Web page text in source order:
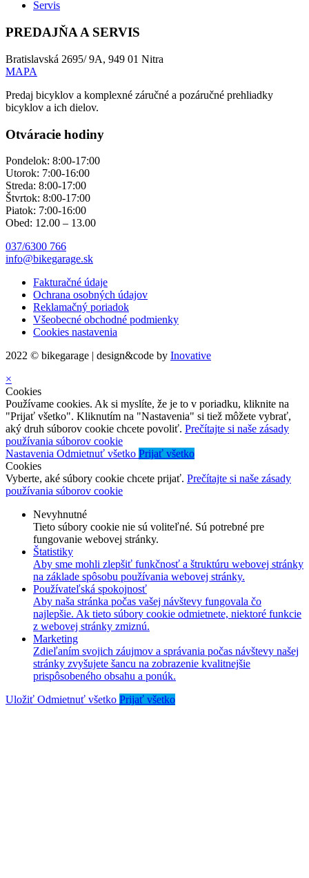
Servis
PREDAJŇA A SERVIS
Bratislavská 2695/ 9A, 949 01 Nitra
MAPA
Predaj bicyklov a komplexné záručné a pozáručné prehliadky
bicyklov a ich dielov.
Otváracie hodiny
Pondelok: 8:00-17:00
Utorok: 7:00-16:00
Streda: 8:00-17:00
Štvrtok: 8:00-17:00
Piatok: 7:00-16:00
Obed: 12.00 – 13.00
037/6300 766
info@bikegarage.sk
Fakturačné údaje
Ochrana osobných údajov
Reklamačný poriadok
Všeobecné obchodné podmienky
Cookies nastavenia
2022 © bikegarage | design&code by Inovative
×
Cookies
Používame cookies. Ak si myslíte, že je to v poriadku, kliknite na
"Prijať všetko". Kliknutím na "Nastavenia" si tiež môžete vybrať,
aký druh súborov cookie chcete povoliť. Prečítajte si naše zásady
používania súborov cookie
Nastavenia Odmietnuť všetko Prijať všetko
Cookies
Vyberte, aké súbory cookie chcete prijať. Prečítajte si naše zásady
používania súborov cookie
Nevyhnutné
Tieto súbory cookie nie sú voliteľné. Sú potrebné pre
fungovanie webovej stránky.
Štatistiky
Aby sme mohli zlepšiť funkčnosť a štruktúru webovej stránky
na základe spôsobu používania webovej stránky.
Používateľská spokojnosť
Aby naša stránka počas vašej návštevy fungovala čo
najlepšie. Ak tieto súbory cookie odmietnete, niektoré funkcie
z webovej stránky zmiznú.
Marketing
Zdieľaním svojich záujmov a správania počas návštevy našej
stránky zvyšujete šancu na zobrazenie kvalitnejšie
prispôsobeného obsahu a ponúk.
Uložiť Odmietnuť všetko Prijať všetko